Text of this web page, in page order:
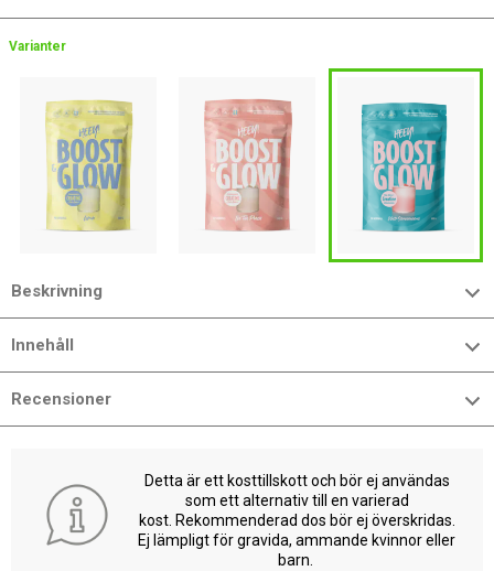
Varianter
Beskrivning
Innehåll
Recensioner
Detta är ett kosttillskott och bör ej användas
som ett alternativ till en varierad
kost. Rekommenderad dos bör ej överskridas.
Ej lämpligt för gravida, ammande kvinnor eller
barn.